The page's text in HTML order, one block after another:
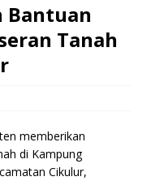
Bantuan
Tanah
memberikan
di Kampung
Cikulur,